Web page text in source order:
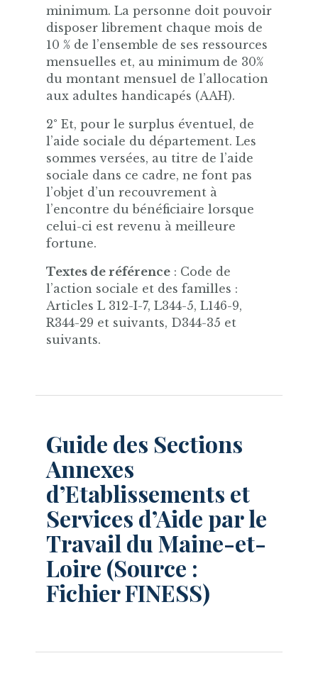
minimum. La personne doit pouvoir
disposer librement chaque mois de
10 % de l’ensemble de ses ressources
mensuelles et, au minimum de 30%
du montant mensuel de l’allocation
aux adultes handicapés (AAH).
2° Et, pour le surplus éventuel, de
l’aide sociale du département. Les
sommes versées, au titre de l’aide
sociale dans ce cadre, ne font pas
l’objet d’un recouvrement à
l’encontre du bénéficiaire lorsque
celui-ci est revenu à meilleure
fortune.
Textes de référence: Code de
l’action sociale et des familles :
Articles L 312-I-7, L344-5, L146-9,
R344-29 et suivants, D344-35 et
suivants.
Guide des Sections
Annexes
d’Etablissements et
Services d’Aide par le
Travail du Maine-et-
Loire (Source :
Fichier FINESS)